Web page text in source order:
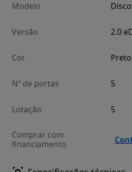
Modelo
Versão 2.0
Cor Preto
Nº de portas 5
Lotação 5
Comprar com
financiamento